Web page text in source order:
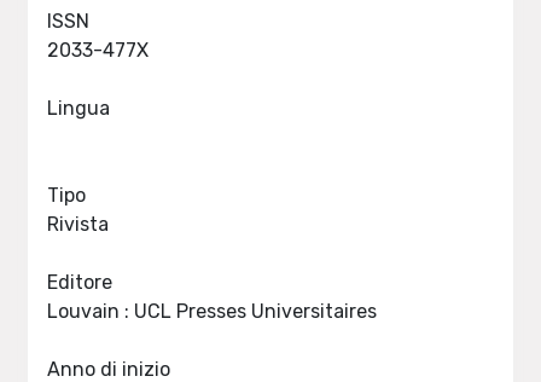
ISSN
Lingua
Tipo
Rivista
Editore
Anno di inizio